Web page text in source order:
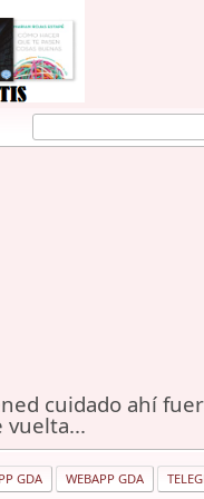
cuidado ahí
vuelta...
GDA WEBAPP GDA